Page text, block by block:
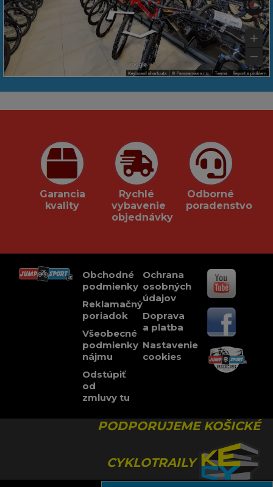
Garancia
kvality
Rychlé
vybavenie
objednávky
Odborné
poradenstvo
Obchodné
podmienky
Reklamačný
poriadok
Všeobecné
podmienky
nájmu
Odstúpiť
od
zmluvy tu
Ochrana
osobných
údajov
Doprava
a platba
Nastavenie
cookies
PODPORUJEME KOŠICKÉ
CYKLOTRAILY